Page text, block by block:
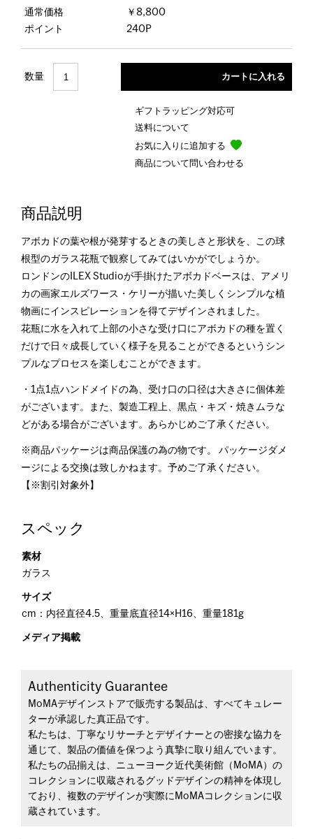
通常価格
￥8,800
ポイント
240P
数量
ギフトラッピング対応可
送料について
お気に入りに追加する
商品について問い合わせる
商品説明
アボカドの葉や根が発芽するときの美しさと形状を、この球
根型のガラス花瓶で観察してみてはいかがでしょうか。
ロンドンのILEX Studioが手掛けたアボカドベースは、アメリ
カの画家エルズワース・ケリーが描いた美しくシンプルな植
物画にインスピレーションを得てデザインされました。
花瓶に水を入れて上部の小さな受け口にアボカドの種を置く
だけで日々成長していく様子を見ることができるというシン
プルなプロセスを楽しむことができます。
・1点1点ハンドメイドの為、受け口の口径は大きさに個体差
がございます。また、製造工程上、黒点・キズ・焼きムラな
どがある場合がございます。あらかじめご了承ください。
※商品パッケージは商品保護の為の物です。 パッケージダメ
ージによる交換は致しかねます。予めご了承ください。
【※割引対象外】
スペック
素材
ガラス
サイズ
cm：内径直径4.5、重量底直径14×H16、重量181g
メディア掲載
Authenticity Guarantee
MoMAデザインストアで販売する製品は、すべてキュレー
ターが承認した真正品です。
私たちは、丁寧なリサーチとデザイナーとの密接な協力を
通じて、製品の価値を保つよう真摯に取り組んでいます。
私たちの品揃えは、ニューヨーク近代美術館（MoMA）の
コレクションに収蔵されるグッドデザインの精神を体現し
ており、複数のデザインが実際にMoMAコレクションに収
蔵されています。